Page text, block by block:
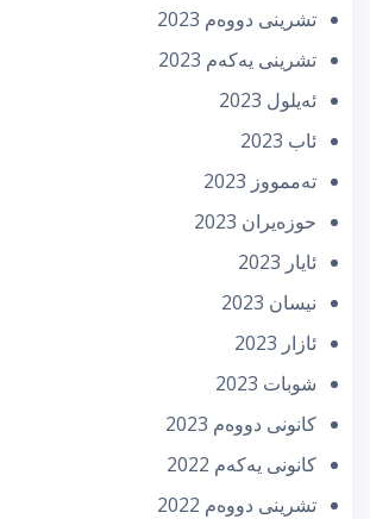
تشرینی دووه‌م 2023
تشرینی یه‌كه‌م 2023
ئه‌یلول 2023
ئاب 2023
تەممووز 2023
حوزه‌یران 2023
ئایار 2023
نیسان 2023
ئازار 2023
شوبات 2023
كانونی دووه‌م 2023
كانونی یه‌كه‌م 2022
تشرینی دووه‌م 2022